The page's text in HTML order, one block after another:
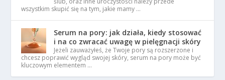
wszystkim skupić się na tym, jakie mamy …
Serum na pory: jak działa, kiedy stosować
i na co zwracać uwagę w pielęgnacji skóry
Jeżeli zauważyłeś, że Twoje pory są rozszerzone i
chcesz poprawić wygląd swojej skóry, serum na pory może być
kluczowym elementem …